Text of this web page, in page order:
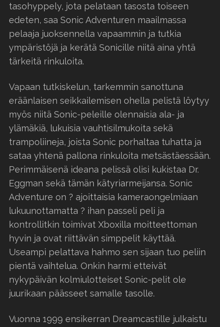
tasohyppely, jota pelataan tasosta toiseen
edeten, saa Sonic Adventuren maailmassa
pelaaja juoksennella vapaammin ja tutkia
ympäristöjä ja kerätä Sonicille niitä aina yhtä
tärkeitä rinkuloita.
Vapaan tutkiskelun, tarkemmin sanottuna
eräänlaisen seikkailemisen ohella pelistä löytyy
myös niitä Sonic-peleille olennaisia ala- ja
ylämäkiä, lukuisia vauhtisilmukoita sekä
trampoliineja, joista Sonic porhaltaa tuhatta ja
sataa yhtenä pallona rinkuloita metsästäessään.
Perimmäisenä ideana pelissä olisi kukistaa Dr.
Eggman sekä tämän kätyriarmeijansa. Sonic
Adventure on ? ajoittaisia kameraongelmiaan
lukuunottamatta ? ihan passeli peli ja
kontrollitkin toimivat Xboxilla moitteettoman
hyvin ja ovat riittävän simppelit käyttää.
Useampi pelattava hahmo sen sijaan tuo peliin
pientä vaihtelua. Onkin harmi etteivät
nykypäivän kolmiulotteiset Sonic-pelit ole
juurikaan päässeet samalle tasolle.
Vuonna 1999 ensikerran Dreamcastille julkaistu